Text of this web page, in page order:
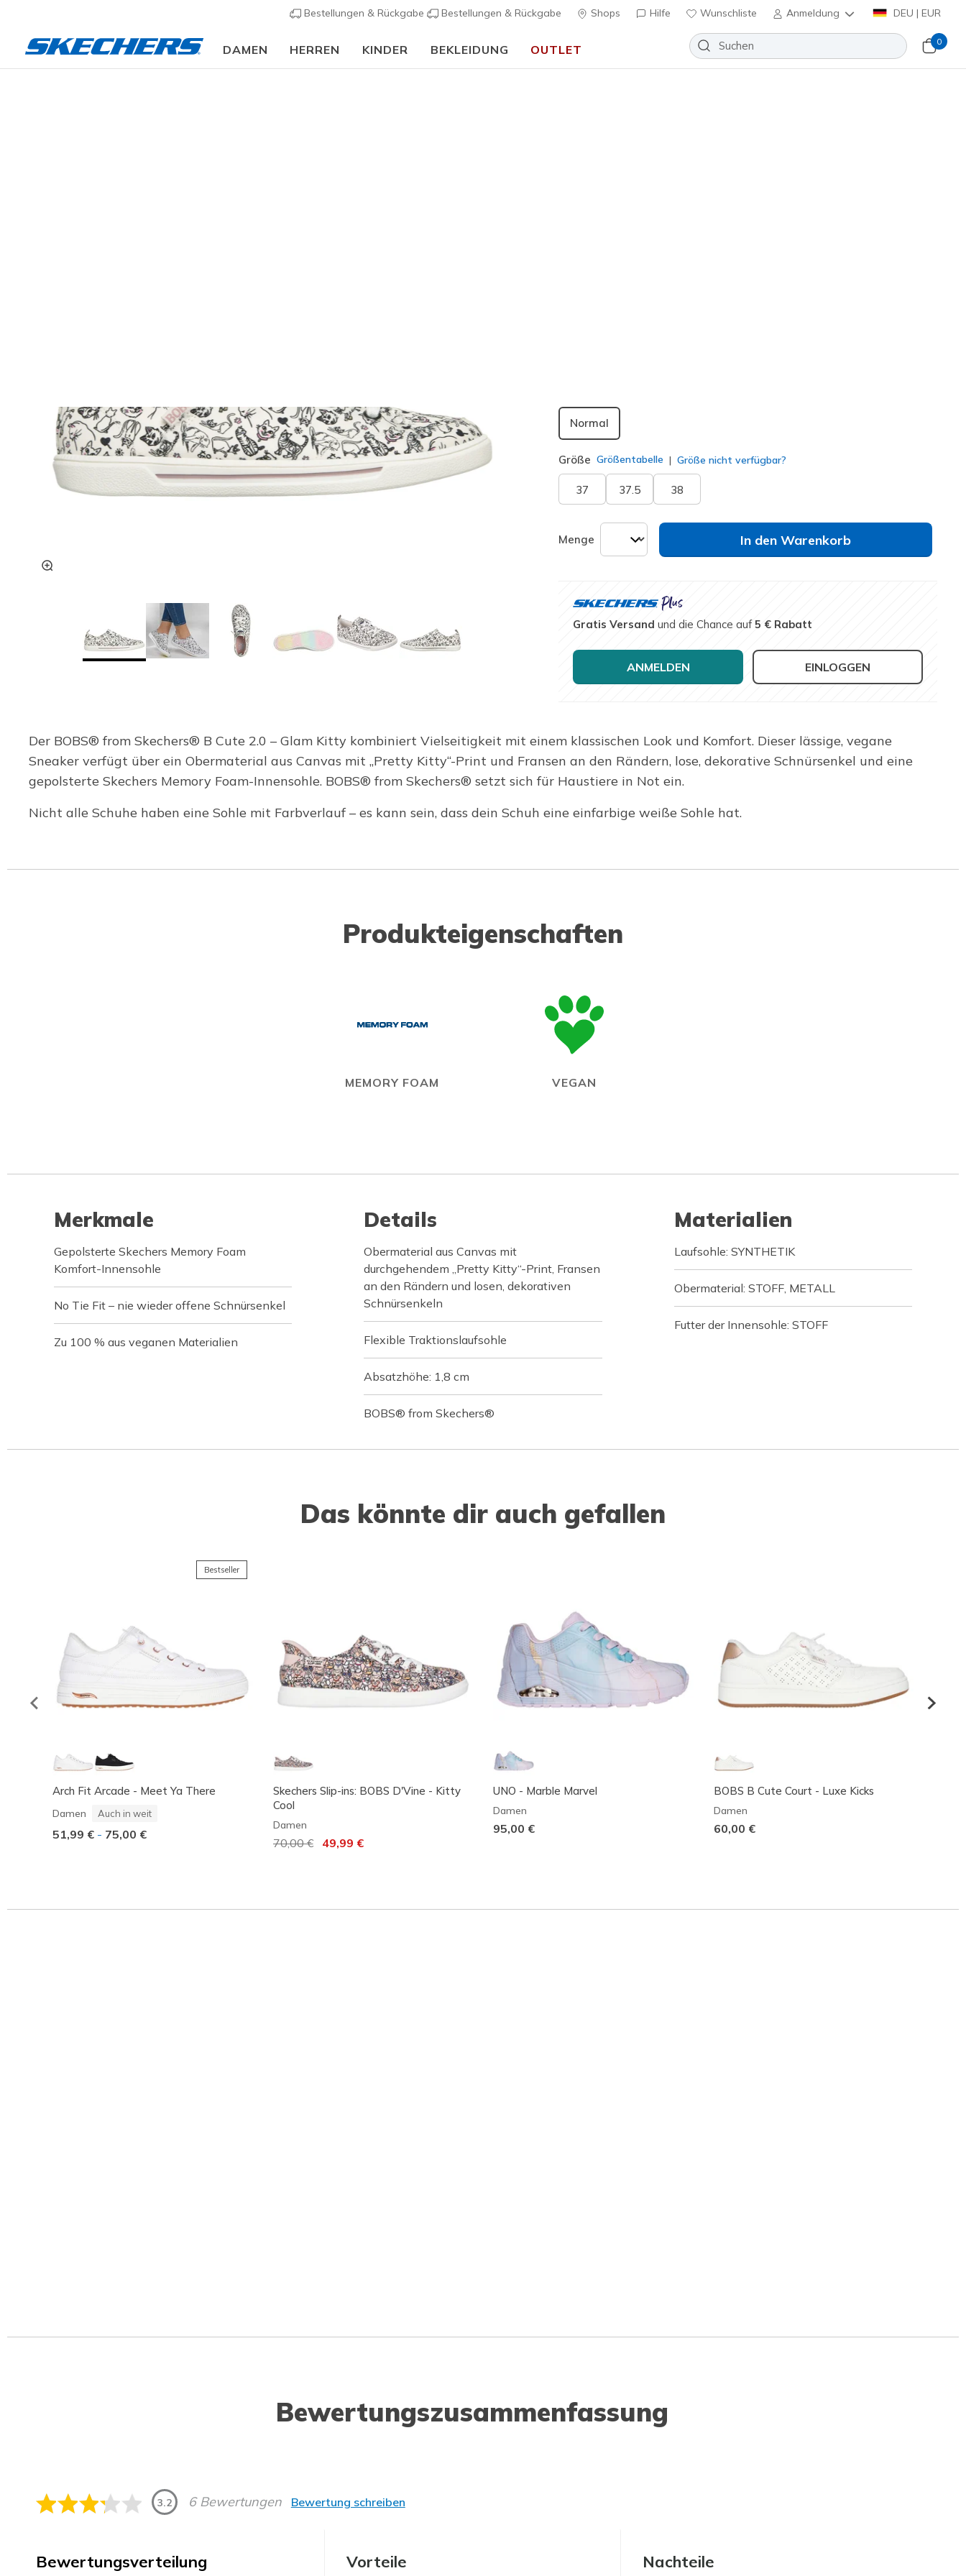
Bestellungen & Rückgabe Bestellungen & Rückgabe Shops Hilfe Wunschliste Anmeldung DEU | EUR
DAMEN HERREN KINDER BEKLEIDUNG OUTLET
0
Normal
Größe Größentabelle Größe nicht verfügbar?
37 37.5 38
Menge In den Warenkorb
Gratis Versand und die Chance auf5 € Rabatt
ANMELDEN EINLOGGEN
Der BOBS® from Skechers® B Cute 2.0 – Glam Kitty kombiniert Vielseitigkeit mit einem klassischen Look und Komfort. Dieser lässige, vegane
Sneaker verfügt über ein Obermaterial aus Canvas mit „Pretty Kitty“-Print und Fransen an den Rändern, lose, dekorative Schnürsenkel und eine
gepolsterte Skechers Memory Foam-Innensohle. BOBS® from Skechers® setzt sich für Haustiere in Not ein.
Nicht alle Schuhe haben eine Sohle mit Farbverlauf – es kann sein, dass dein Schuh eine einfarbige weiße Sohle hat.
Produkteigenschaften
MEMORY FOAM VEGAN
Merkmale
Gepolsterte Skechers Memory Foam
Komfort-Innensohle
No Tie Fit – nie wieder offene Schnürsenkel
Zu 100 % aus veganen Materialien
Details
Obermaterial aus Canvas mit
durchgehendem „Pretty Kitty“-Print, Fransen
an den Rändern und losen, dekorativen
Schnürsenkeln
Flexible Traktionslaufsohle
Absatzhöhe: 1,8 cm
BOBS® from Skechers®
Materialien
Laufsohle: SYNTHETIK
Obermaterial: STOFF, METALL
Futter der Innensohle: STOFF
Das könnte dir auch gefallen
Bestseller
Arch Fit Arcade - Meet Ya There
Damen Auch in weit
51,99 € - 75,00 €
Skechers Slip-ins: BOBS D'Vine - Kitty
Cool
Damen
Reduziert von
70,00 €auf49,99 €
UNO - Marble Marvel
Damen
95,00 €
BOBS B Cute Court - Luxe Kicks
Damen
60,00 €
Bewertungszusammenfassung
3.2 6 Bewertungen Bewertung schreiben
Bewertungsverteilung Vorteile Nachteile